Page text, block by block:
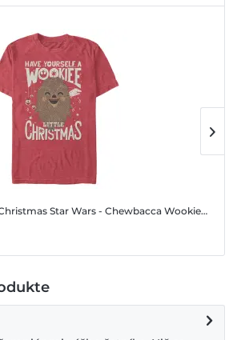
Star Wars - Chewbacca Wookie Christmas - Vianoce - Pánske Tričko